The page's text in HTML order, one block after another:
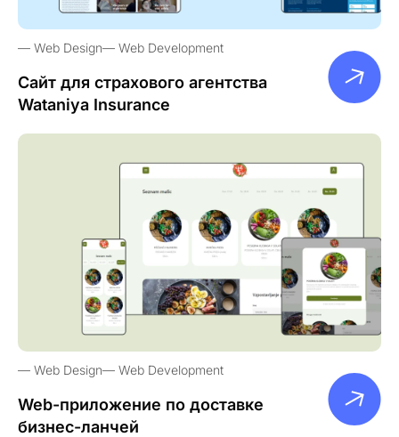
Web Design Web Development
Сайт для страхового агентства
Wataniya Insurance
Web Design Web Development
Web-приложение по доставке
бизнес-ланчей